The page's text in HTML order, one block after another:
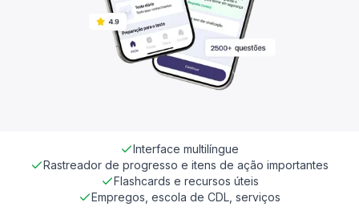
Interface multilíngue
Rastreador de progresso e itens de ação importantes
Flashcards e recursos úteis
Empregos, escola de CDL, serviços